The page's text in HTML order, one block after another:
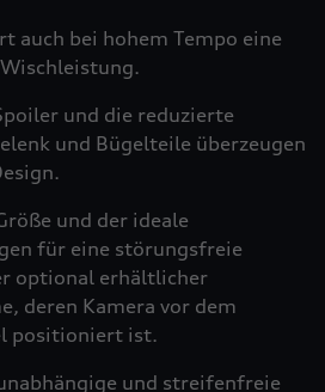
auch bei hohem Tempo eine
und die reduzierte
und Bügelteile überzeugen
und der ideale
für eine störungsfreie
optional erhältlicher
deren Kamera vor dem
positioniert ist.
und streifenfreie